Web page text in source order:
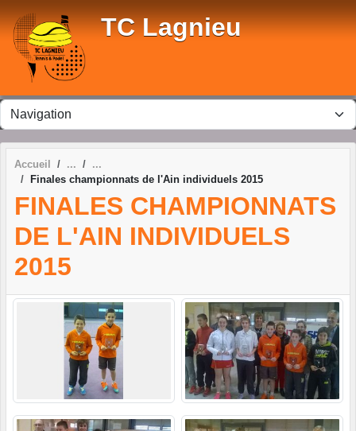
TC Lagnieu
Accueil
Finales championnats de l'Ain individuels 2015
FINALES CHAMPIONNATS
DE L'AIN INDIVIDUELS
2015